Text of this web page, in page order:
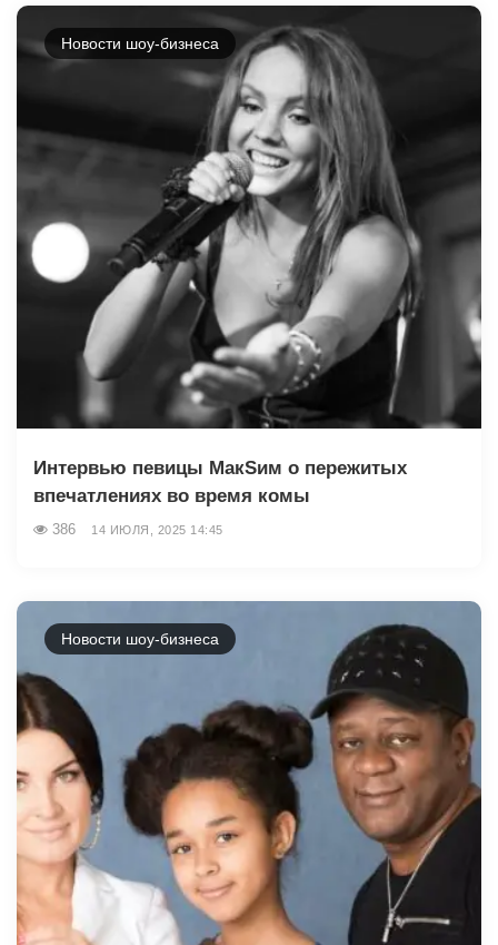
Новости шоу-бизнеса
Интервью певицы МакSим о пережитых
впечатлениях во время комы
386 14 ИЮЛЯ, 2025 14:45
Новости шоу-бизнеса